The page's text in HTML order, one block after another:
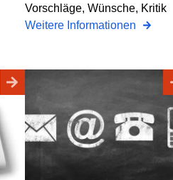
Vorschläge, Wünsche, Kritik
Weitere Informationen